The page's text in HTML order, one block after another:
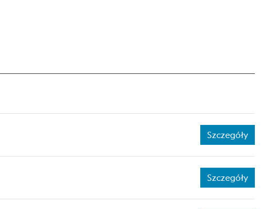
Szczegóły
Szczegóły